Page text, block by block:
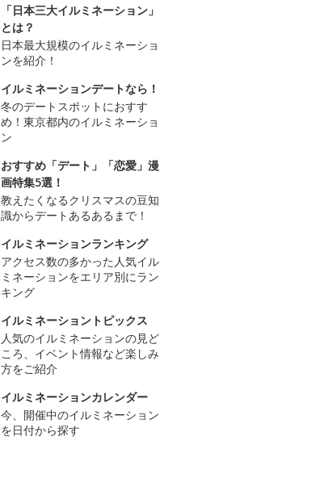
「日本三大イルミネーション」
とは？
日本最大規模のイルミネーショ
ンを紹介！
イルミネーションデートなら！
冬のデートスポットにおすす
め！東京都内のイルミネーショ
ン
おすすめ「デート」「恋愛」漫
画特集5選！
教えたくなるクリスマスの豆知
識からデートあるあるまで！
イルミネーションランキング
アクセス数の多かった人気イル
ミネーションをエリア別にラン
キング
イルミネーショントピックス
人気のイルミネーションの見ど
ころ、イベント情報など楽しみ
方をご紹介
イルミネーションカレンダー
今、開催中のイルミネーション
を日付から探す